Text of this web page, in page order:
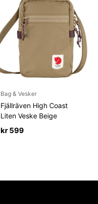
Bag & Vesker
Fjällräven High Coast
Liten Veske Beige
kr 599